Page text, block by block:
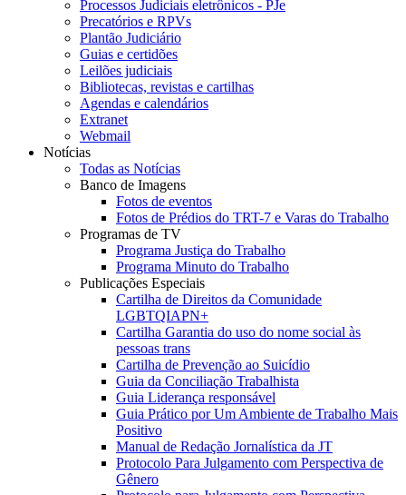
Processos Judiciais eletrônicos - PJe
Precatórios e RPVs
Plantão Judiciário
Guias e certidões
Leilões judiciais
Bibliotecas, revistas e cartilhas
Agendas e calendários
Extranet
Webmail
Notícias
Todas as Notícias
Banco de Imagens
Fotos de eventos
Fotos de Prédios do TRT-7 e Varas do Trabalho
Programas de TV
Programa Justiça do Trabalho
Programa Minuto do Trabalho
Publicações Especiais
Cartilha de Direitos da Comunidade
LGBTQIAPN+
Cartilha Garantia do uso do nome social às
pessoas trans
Cartilha de Prevenção ao Suicídio
Guia da Conciliação Trabalhista
Guia Liderança responsável
Guia Prático por Um Ambiente de Trabalho Mais
Positivo
Manual de Redação Jornalística da JT
Protocolo Para Julgamento com Perspectiva de
Gênero